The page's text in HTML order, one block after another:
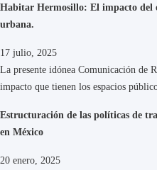
Habitar Hermosillo: El impacto del
urbana.
17 julio, 2025
La presente idónea Comunicación de
impacto que tienen los espacios
Estructuración de las políticas de
en México
20 enero, 2025